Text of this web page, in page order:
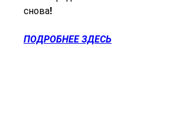
снова!
ПОДРОБНЕЕ ЗДЕСЬ